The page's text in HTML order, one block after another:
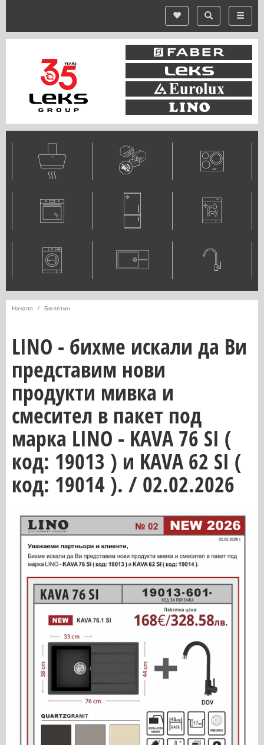
Начало Бюлетин
LINO - бихме искали да Ви
представим нови
продукти мивка и
смесител в пакет под
марка LINO - KAVA 76 SI (
код: 19013 ) и KAVA 62 SI (
код: 19014 ). / 02.02.2026